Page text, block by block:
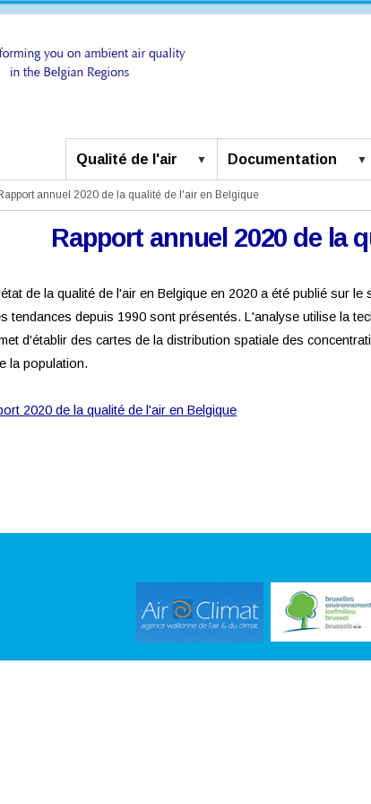
Qualité de l'air Documentation
annuel 2020 de la qualité de l'air en Belgique
Rapport annuel 2020 de la
de la qualité de l'air en Belgique en 2020 a été publié sur
tendances depuis 1990 sont présentés. L'analyse utilise la
d'établir des cartes de la distribution spatiale des
la population.
2020 de la qualité de l'air en Belgique